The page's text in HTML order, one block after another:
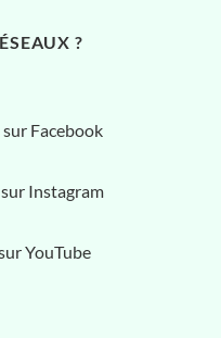
?
Facebook
Instagram
YouTube